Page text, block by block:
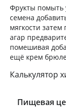
Фрукты помыть
семена
мягкости
агар
помешивая
ещё крем
Калькулятор
Пищевая